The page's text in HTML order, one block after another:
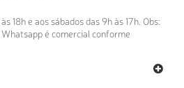
18h e aos sábados das 9h às 17h. Obs:
é comercial conforme